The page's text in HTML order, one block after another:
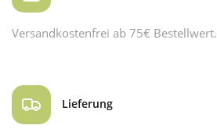
Versandkostenfrei ab 75€ Bestellwert.
Lieferung